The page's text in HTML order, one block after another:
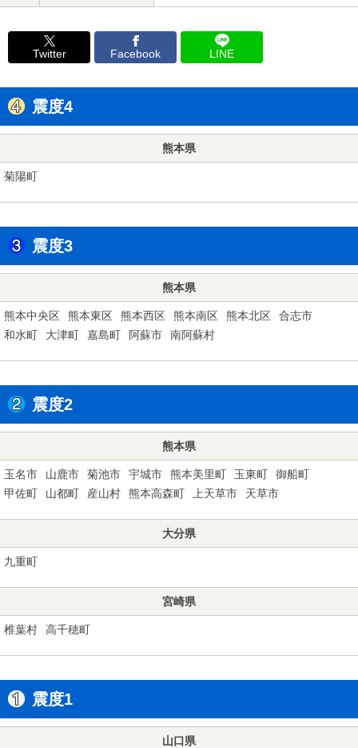
Twitter Facebook LINE
震度4
熊本県
菊陽町
震度3
熊本県
熊本中央区 熊本東区 熊本西区 熊本南区 熊本北区
合志市
和水町
大津町 嘉島町 阿蘇市 南阿蘇村
震度2
熊本県
玉名市 山鹿市 菊池市 宇城市 熊本美里町 玉東町
御船町
甲佐町
山都町 産山村 熊本高森町 上天草市 天草市
大分県
九重町
宮崎県
椎葉村 高千穂町
震度1
山口県